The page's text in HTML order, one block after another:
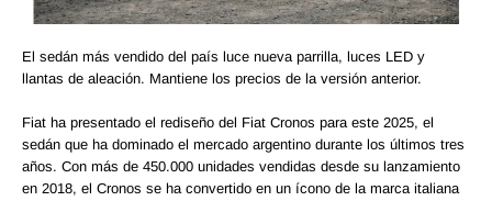
El sedán más vendido del país luce nueva parrilla, luces LED y
llantas de aleación. Mantiene los precios de la versión anterior.
Fiat ha presentado el rediseño del Fiat Cronos para este 2025, el
sedán que ha dominado el mercado argentino durante los últimos tres
años. Con más de 450.000 unidades vendidas desde su lanzamiento
en 2018, el Cronos se ha convertido en un ícono de la marca italiana